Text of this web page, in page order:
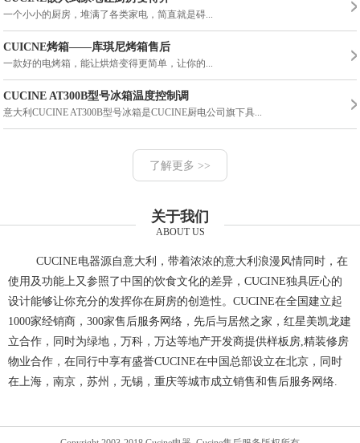
一个小小的厨房，堆满了各类家电，简直就是碍...
CUICNE烤箱——库琪尼烤箱售后
一款好的电烤箱，能让烘焙变得更简单，让你的...
CUCINE AT300B型号冰箱温度控制调
意大利CUCINE AT300B型号冰箱是CUCINE厨电公司旗下具...
了解更多 >>
关于我们
ABOUT US
CUCINE电器源自意大利，带着浓浓的意大利浪漫风情同时，在
使用及功能上又参照了中国的饮食文化的差异，CUCINE独具匠心的
设计能够让你充分的发挥你在厨房的创造性。CUCINE在全国建立起
1000家经销商，300家售后服务网络，先后与居然之家，红星美凯龙建
立合作，同时为绿地，万科，万达等地产开发商提供样板房,精装修房
物业合作，在同行中享有盛誉CUCINE在中国总部设立在北京，同时
在上海，南京，苏州，无锡，重庆等城市成立销售和售后服务网络.